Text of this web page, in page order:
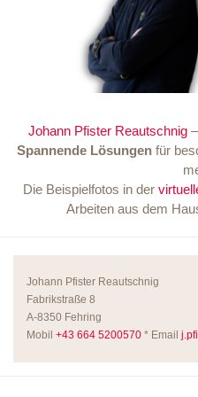
Johann Pfister Reautschnig–
Spannende Lösungenfür
Die Beispielfotos in der
Arbeiten aus dem
Johann Pfister Reautschnig
Fabrikstraße 8
A-8350 Fehring
Mobil +43 664 5200570 * Email